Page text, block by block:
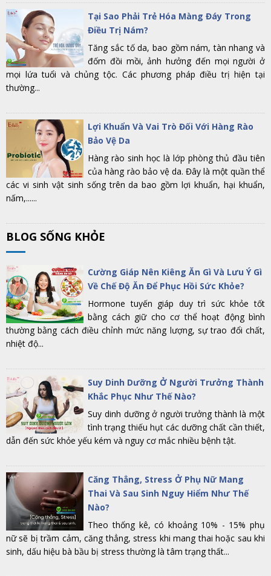
Tại Sao Phải Trẻ Hóa Màng Đáy Trong
Điều Trị Nám?
Tăng sắc tố da, bao gồm nám, tàn nhang và
đốm đồi mồi, ảnh hưởng đến mọi người ở
mọi lứa tuổi và chủng tộc. Các phương pháp điều trị hiện tại
thường...
Lợi Khuẩn Và Vai Trò Đối Với Hàng Rào
Bảo Vệ Da
Hàng rào sinh học là lớp phòng thủ đầu tiên
của hàng rào bảo vệ da. Đây là một quần thể
các vi sinh vật sinh sống trên da bao gồm lợi khuẩn, hại khuẩn,
nấm,......
BLOG SỐNG KHỎE
Cường Giáp Nên Kiêng Ăn Gì Và Lưu Ý Gì
Về Chế Độ Ăn Để Phục Hồi Sức Khỏe?
Hormone tuyến giáp duy trì sức khỏe tốt
bằng cách giữ cho cơ thể hoạt động bình
thường bằng cách điều chỉnh mức năng lượng, sự trao đổi chất,
nhiệt độ...
Suy Dinh Dưỡng Ở Người Trưởng Thành
Khắc Phục Như Thế Nào?
Suy dinh dưỡng ở người trưởng thành là một
tình trạng thiếu hụt các dưỡng chất cần thiết,
dẫn đến sức khỏe yếu kém và nguy cơ mắc nhiều bệnh tật.
Căng Thẳng, Stress Ở Phụ Nữ Mang
Thai Và Sau Sinh Nguy Hiểm Như Thế
Nào?
Theo thống kê, có khoảng 10% - 15% phụ
nữ sẽ bị trầm cảm, căng thẳng, stress khi mang thai hoặc sau khi
sinh, dấu hiệu bà bầu bị stress thường là tâm trạng thất...